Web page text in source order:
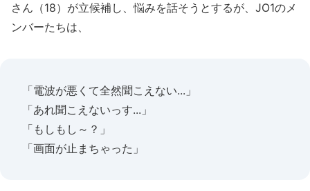
さん（18）が立候補し、悩みを話そうとするが、JO1のメ
ンバーたちは、
「電波が悪くて全然聞こえない...」
「あれ聞こえないっす...」
「もしもし～？」
「画面が止まちゃった」